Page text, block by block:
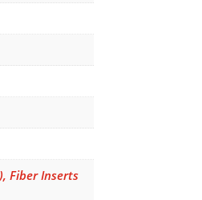
Fiber Inserts